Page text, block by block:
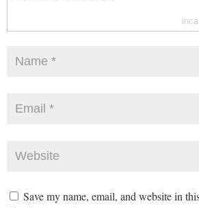
inca
Save my name, email, and website in